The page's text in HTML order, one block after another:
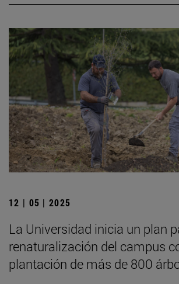
12 | 05 | 2025
La Universidad inicia un plan
renaturalización del campus
plantación de más de 800